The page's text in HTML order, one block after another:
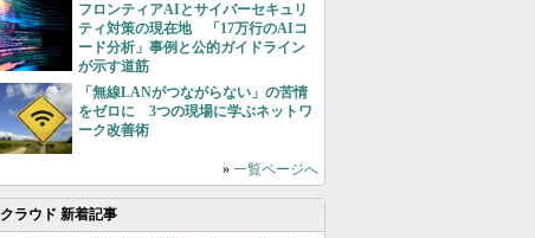
フロンティアAIとサイバーセキュリ
ティ対策の現在地 「17万行のAIコ
ード分析」事例と公的ガイドライン
が示す道筋
「無線LANがつながらない」の苦情
をゼロに 3つの現場に学ぶネットワ
ーク改善術
» 一覧ページへ
クラウド 新着記事